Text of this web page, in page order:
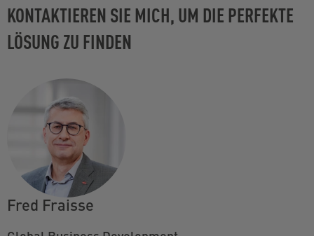
KONTAKTIEREN SIE MICH, UM DIE PERFEKTE
LÖSUNG ZU FINDEN
Fred Fraisse